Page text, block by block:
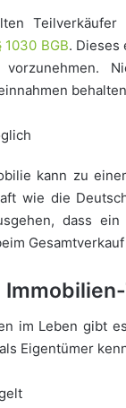
BGB. Dieses
vorzunehmen.
kann zu
wie die
dass
im Leben gibt
Eigentümer